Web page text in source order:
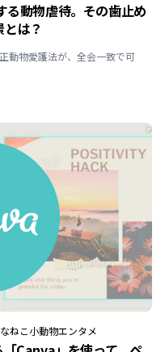
る動物虐待。その歯止め
は？
動物愛護法が、全会一致で可
ねこ小動物エンタメ